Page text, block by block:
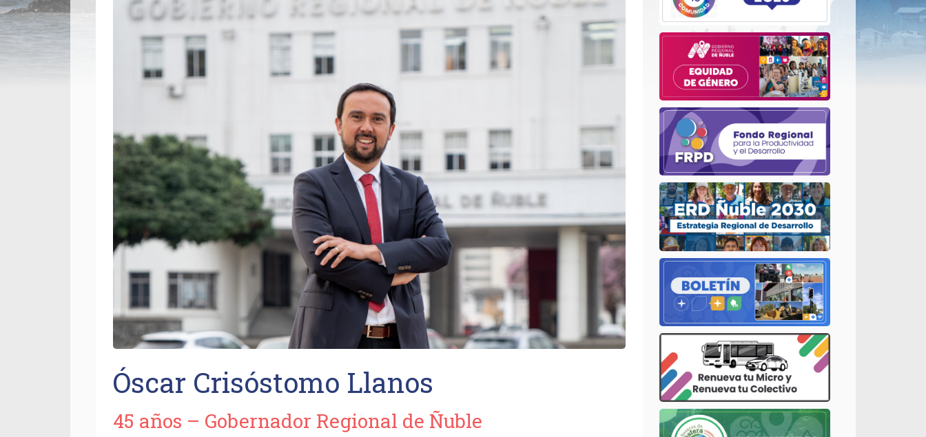
Óscar Crisóstomo Llanos
45 años – Gobernador Regional de Ñuble